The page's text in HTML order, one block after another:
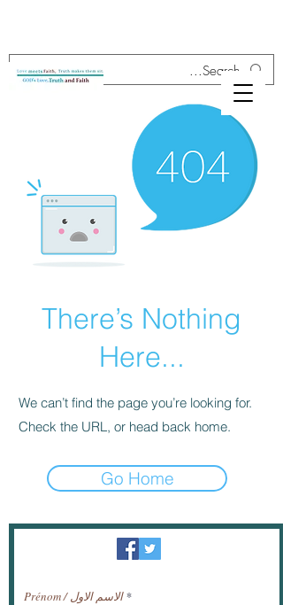
There’s Nothing
Here...
We can’t find the page you’re looking for.
Check the URL, or head back home.
Go Home
النشرة الإخبارية / تلقي الأخبار عبر البريد
Prénom / الاسم الاول